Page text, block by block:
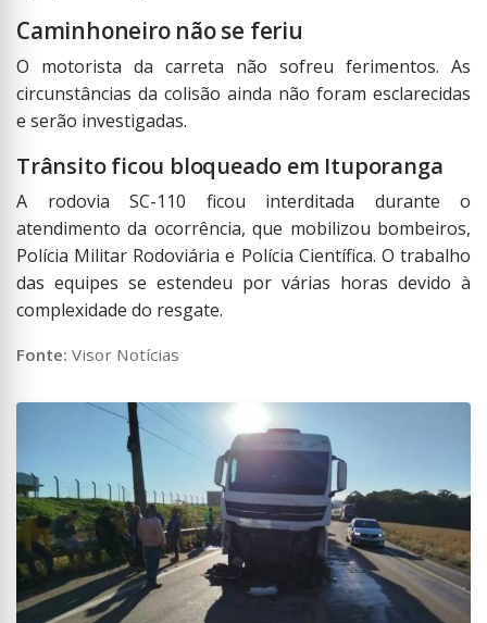
Caminhoneiro não se feriu
O motorista da carreta não sofreu ferimentos. As
circunstâncias da colisão ainda não foram esclarecidas
e serão investigadas.
Trânsito ficou bloqueado em Ituporanga
A rodovia SC-110 ficou interditada durante o
atendimento da ocorrência, que mobilizou bombeiros,
Polícia Militar Rodoviária e Polícia Científica. O trabalho
das equipes se estendeu por várias horas devido à
complexidade do resgate.
Fonte: Visor Notícias